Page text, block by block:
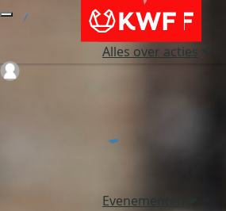
Alles over acties
Evenementen